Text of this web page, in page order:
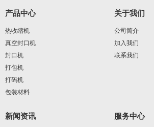
产品中心
热收缩机
真空封口机
封口机
打包机
打码机
包装材料
关于我们
公司简介
加入我们
联系我们
新闻资讯 服务中心